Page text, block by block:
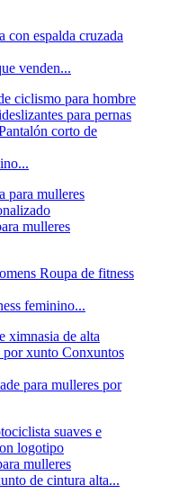
venden...
mulleres
feminino...
para mulleres por
de cintura alta...